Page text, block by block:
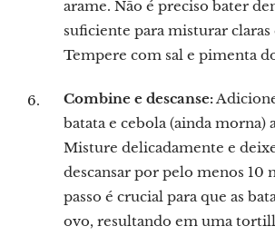
arame. Não é preciso bater
suficiente para misturar claras
Tempere com sal e pimenta
Combine e descanse:
batata e cebola (ainda morna)
Misture delicadamente e
descansar por pelo menos 10
passo é crucial para que as
ovo, resultando em uma